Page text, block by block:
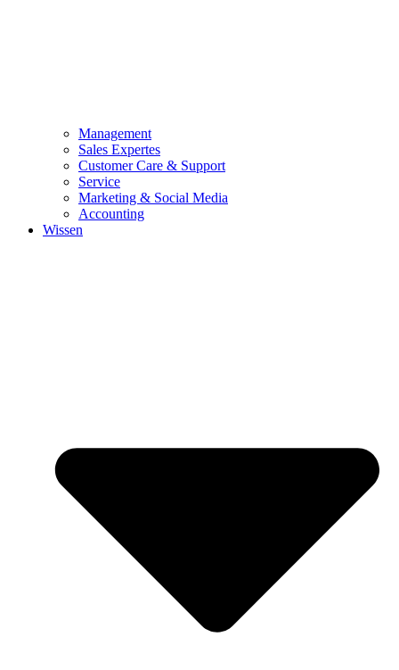
Management
Sales Expertes
Customer Care & Support
Service
Marketing & Social Media
Accounting
Wissen